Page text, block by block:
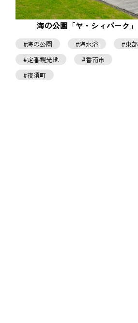
海の公園「ヤ・シィパーク」
海の公園 海水浴
東部
定番観光地
香南市
夜須町